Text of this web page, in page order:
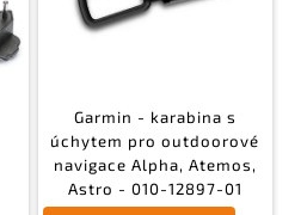
Garmin - karabina s
úchytem pro outdoorové
navigace Alpha, Atemos,
Astro - 010-12897-01